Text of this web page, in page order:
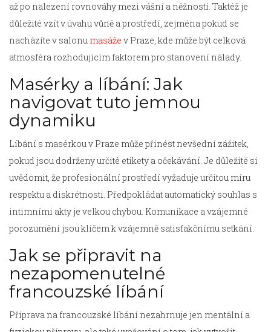
až po nalezení rovnováhy mezi vášní a něžností. Taktéž je
důležité vzít v úvahu vůně a prostředí, zejména pokud se
nacházíte v salonu masáže v Praze, kde může být celková
atmosféra rozhodujícím faktorem pro stanovení nálady.
Masérky a líbání: Jak
navigovat tuto jemnou
dynamiku
Líbání s masérkou v Praze může přinést nevšední zážitek,
pokud jsou dodrženy určité etikety a očekávání. Je důležité si
uvědomit, že profesionální prostředí vyžaduje určitou míru
respektu a diskrétnosti. Předpokládat automatický souhlas s
intimními akty je velkou chybou. Komunikace a vzájemné
porozumění jsou klíčem k vzájemně satisfakčnímu setkání.
Jak se připravit na
nezapomenutelné
francouzské líbání
Příprava na francouzské líbání nezahrnuje jen mentální a